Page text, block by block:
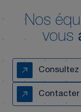
Nos
vous
Contacter